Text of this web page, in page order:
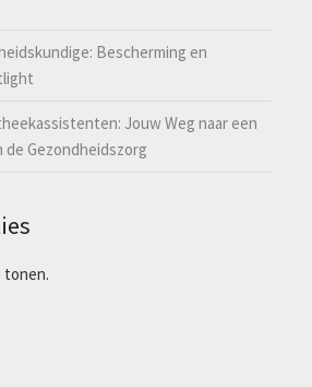
Bescherming en
Jouw Weg naar een
de Gezondheidszorg
tonen.